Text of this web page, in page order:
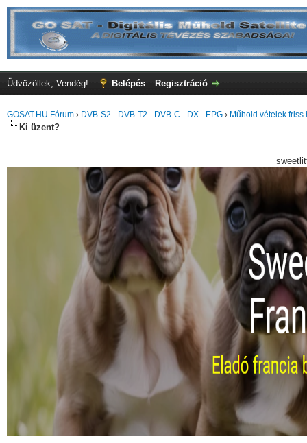
Üdvözöllek, Vendég! Belépés Regisztráció
GOSAT.HU Fórum › DVB-S2 - DVB-T2 - DVB-C - DX - EPG › Műhold vételek friss
Ki üzent?